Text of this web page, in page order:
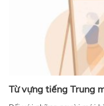
Từ vựng tiếng Trung